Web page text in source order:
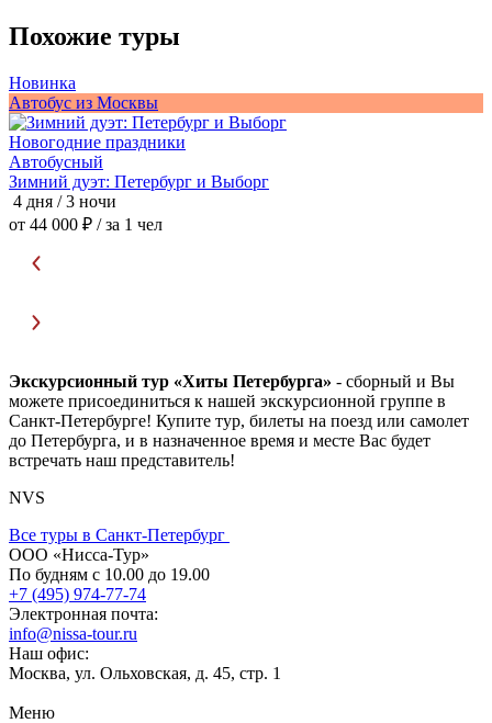
Похожие туры
Новинка
Автобус из Москвы
Новогодние праздники
Автобусный
Зимний дуэт: Петербург и Выборг
4 дня / 3 ночи
от 44 000 ₽ / за 1 чел
Экскурсионный тур «Хиты Петербурга» - сборный и Вы
можете присоединиться к нашей экскурсионной группе в
Санкт-Петербурге! Купите тур, билеты на поезд или самолет
до Петербурга, и в назначенное время и месте Вас будет
встречать наш представитель!
NVS
Все туры в Санкт-Петербург
ООО «Нисса-Тур»
По будням с 10.00 до 19.00
+7 (495) 974-77-74
Электронная почта:
info@nissa-tour.ru
Наш офис:
Москва, ул. Ольховская, д. 45, стр. 1
Меню